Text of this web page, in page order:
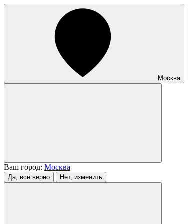
Москва
Ваш город: Москва
Да, всё верно Нет, изменить